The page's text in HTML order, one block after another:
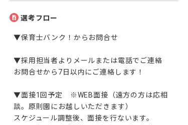
選考フロー
▼保育士バンク！からお問合せ
▼採用担当者よりメールまたは電話でご連絡
お問合せから7日以内にご連絡します！
▼面接1回予定　※WEB面接（遠方の方は応相
談。原則園にお越しいただきます）
スケジュール調整後、面接を行ないます。